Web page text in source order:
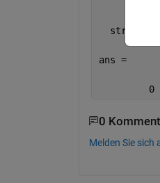
ans =
         0
0
Melden Sie sich